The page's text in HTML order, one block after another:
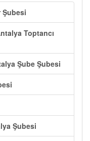
Şubesi
Toptancı
Şube Şubesi
Şubesi